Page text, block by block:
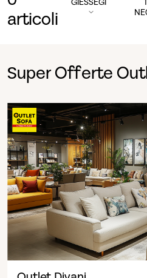
articoli
GIESSEGI
Super Offerte